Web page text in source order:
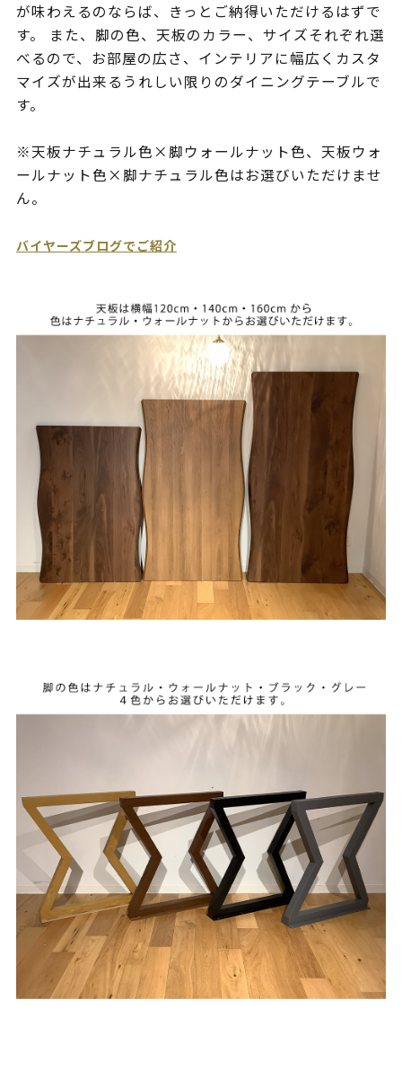
が味わえるのならば、きっとご納得いただけるはずで
す。 また、脚の色、天板のカラー、サイズそれぞれ選
べるので、お部屋の広さ、インテリアに幅広くカスタ
マイズが出来るうれしい限りのダイニングテーブルで
す。
※天板ナチュラル色×脚ウォールナット色、天板ウォ
ールナット色×脚ナチュラル色はお選びいただけませ
ん。
バイヤーズブログでご紹介